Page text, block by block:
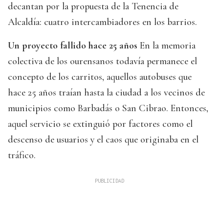
decantan por la propuesta de la Tenencia de
Alcaldía: cuatro intercambiadores en los barrios.
Un proyecto fallido hace 25 años En la memoria
colectiva de los ourensanos todavía permanece el
concepto de los carritos, aquellos autobuses que
hace 25 años traían hasta la ciudad a los vecinos de
municipios como Barbadás o San Cibrao. Entonces,
aquel servicio se extinguió por factores como el
descenso de usuarios y el caos que originaba en el
tráfico.